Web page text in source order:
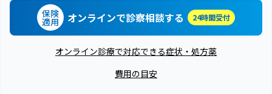
保険
適用 オンラインで診察相談する 24時間受付
オンライン診療で対応できる症状・処方薬
費用の目安